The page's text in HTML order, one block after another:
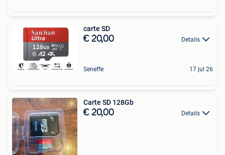
carte SD
€ 20,00 Details
Seneffe 17 jul 26
Carte SD 128Gb
€ 20,00 Details